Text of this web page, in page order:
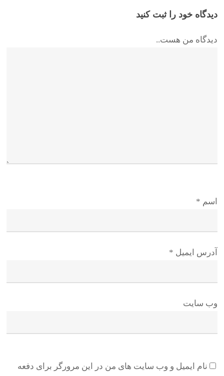
دیدگاه خود را ثبت کنید
دیدگاه من هست..
اسم *
آدرس ایمیل *
وب سایت
نام ایمیل و وب سایت های من در این مرورگر برای دفعه